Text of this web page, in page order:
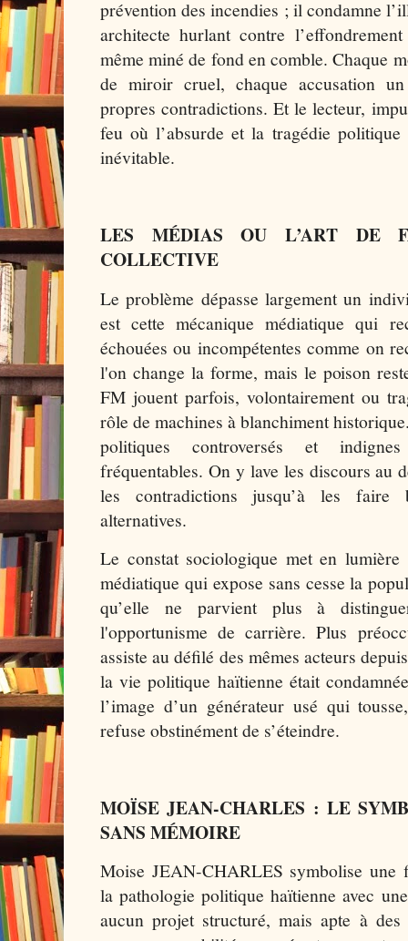
prévention des incendies ; il condamne
architecte hurlant contre
même miné de fond en comble. Chaque
de miroir cruel, chaque accusation
propres contradictions. Et le lecteur,
feu où l’absurde et la tragédie
inévitable.
LES MÉDIAS OU L’ART DE
COLLECTIVE
Le problème dépasse largement un
est cette mécanique médiatique qui
échouées ou incompétentes comme on
l'on change la forme, mais le poison
FM jouent parfois, volontairement ou
rôle de machines à blanchiment
politiques controversés et
fréquentables. On y lave les discours au
les contradictions jusqu’à les faire
alternatives.
Le constat sociologique met en lumière
médiatique qui expose sans cesse la
qu’elle ne parvient plus à
l'opportunisme de carrière. Plus
assiste au défilé des mêmes acteurs
la vie politique haïtienne était
l’image d’un générateur usé qui
refuse obstinément de s’éteindre.
MOÏSE JEAN-CHARLES : LE
SANS MÉMOIRE
Moise JEAN-CHARLES symbolise une
la pathologie politique haïtienne avec
aucun projet structuré, mais apte à des